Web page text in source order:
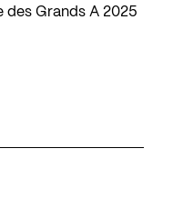
des Grands A 2025